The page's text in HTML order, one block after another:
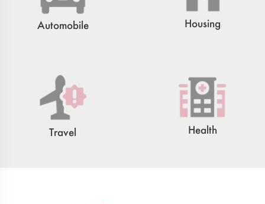
Automobile Housing
Travel Health